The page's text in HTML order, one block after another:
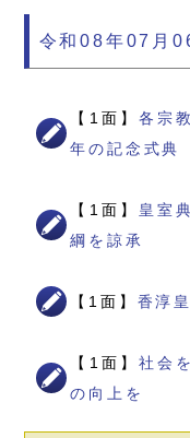
令和08年07月
【1面】各宗
年の記念式
【1面】 皇室
綱を諒承
【1面】 香淳
【1面】社会
の向上を